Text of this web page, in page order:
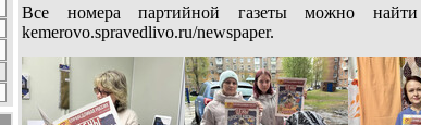
Все номера партийной газеты можно
kemerovo.spravedlivo.ru/newspaper.